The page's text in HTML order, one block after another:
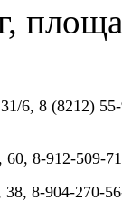
6, 8 (8212)
8-912-509-
8-904-270-